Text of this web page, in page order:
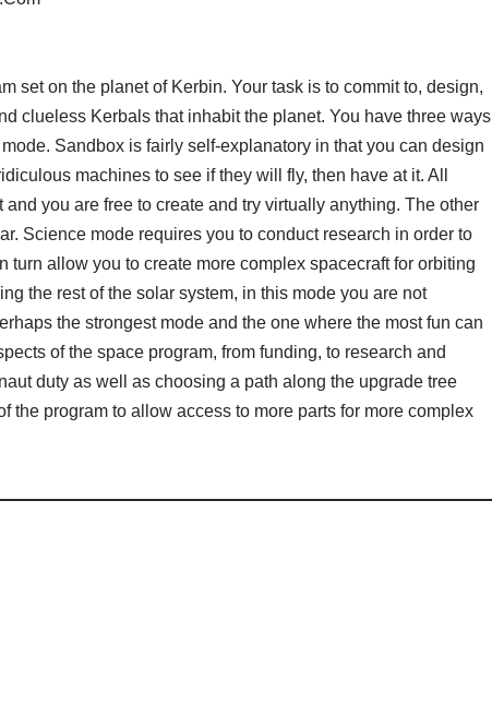
set on the planet of Kerbin. Your task is to commit to, design,
clueless Kerbals that inhabit the planet. You have three ways
Sandbox is fairly self-explanatory in that you can design
machines to see if they will fly, then have at it. All
you are free to create and try virtually anything. The other
Science mode requires you to conduct research in order to
turn allow you to create more complex spacecraft for orbiting
the rest of the solar system, in this mode you are not
the strongest mode and the one where the most fun can
of the space program, from funding, to research and
duty as well as choosing a path along the upgrade tree
the program to allow access to more parts for more complex